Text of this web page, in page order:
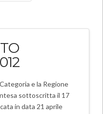
e la Regione
sottoscritta il 17
in data 21 aprile